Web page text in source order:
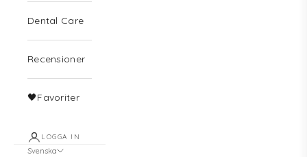
Dental Care
Recensioner
🖤Favoriter
LOGGA IN
Svenska